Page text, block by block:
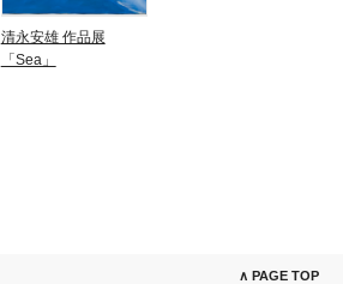
清永安雄 作品展
「Sea」
∧ PAGE TOP